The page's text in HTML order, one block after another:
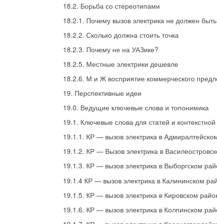
18.2. Борьба со стереотипами
18.2.1. Почему вызов электрика не должен
18.2.2. Сколько должна стоить точка
18.2.3. Почему не на УАЗике?
18.2.5. Местные электрики дешевле
18.2.6. М и Ж восприятие коммерческого
19. Перспективные идеи
19.0. Ведущие ключевые слова и топонимика
19.1. Ключевые слова для статей и
19.1.1. КР — вызов электрика в
19.1.2. КР — Вызов электрика в
19.1.3. КР — вызов электрика в Выборгском
19.1.4 КР — вызов электрика в Калининском
19.1.5. КР — вызов электрика в Кировском
19.1.6. КР — вызов электрика в Колпинском